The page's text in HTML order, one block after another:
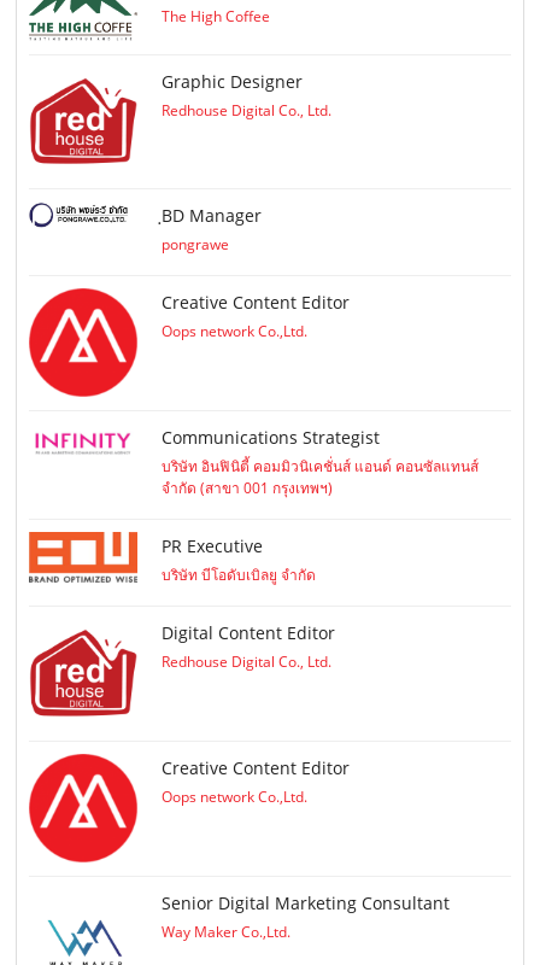
The High Coffee
Graphic Designer
Redhouse Digital Co., Ltd.
ฺBD Manager
pongrawe
Creative Content Editor
Oops network Co.,Ltd.
Communications Strategist
บริษัท อินฟินิตี้ คอมมิวนิเคชั่นส์ แอนด์ คอนซัลแทนส์
จำกัด (สาขา 001 กรุงเทพฯ)
PR Executive
บริษัท บีโอดับเบิลยู จำกัด
Digital Content Editor
Redhouse Digital Co., Ltd.
Creative Content Editor
Oops network Co.,Ltd.
Senior Digital Marketing Consultant
Way Maker Co.,Ltd.